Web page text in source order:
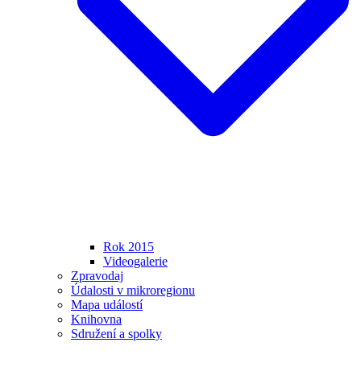
Rok 2015
Videogalerie
Zpravodaj
Údalosti v mikroregionu
Mapa událostí
Knihovna
Sdružení a spolky